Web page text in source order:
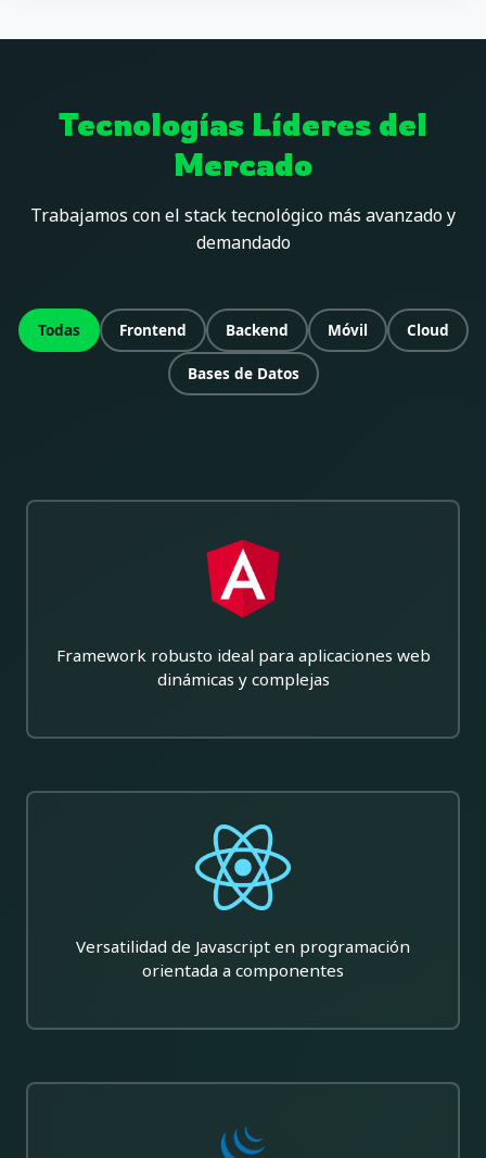
Tecnologías Líderes del
Mercado
Trabajamos con el stack tecnológico más avanzado y
demandado
Todas Frontend Backend Móvil Cloud
Bases de Datos
Framework robusto ideal para aplicaciones web
dinámicas y complejas
Versatilidad de Javascript en programación
orientada a componentes